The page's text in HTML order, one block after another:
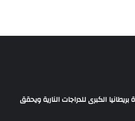
الكبرى للدراجات النارية ويحقق